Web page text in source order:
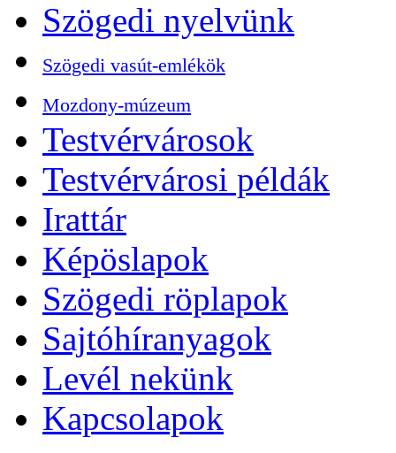
Szögedi nyelvünk
Szögedi vasút-emlékök
Mozdony-múzeum
Testvérvárosok
Testvérvárosi példák
Irattár
Képöslapok
Szögedi röplapok
Sajtóhíranyagok
Levél nekünk
Kapcsolapok